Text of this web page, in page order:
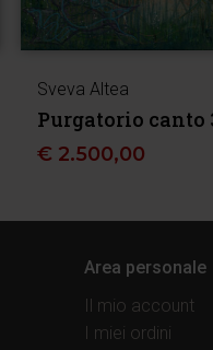
Sveva Altea
Purgatorio canto
€ 2.500,00
Area personale
Il mio account
I miei ordini